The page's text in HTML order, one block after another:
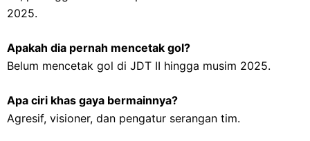
2025.
Apakah dia pernah mencetak gol?
Belum mencetak gol di JDT II hingga musim 2025.
Apa ciri khas gaya bermainnya?
Agresif, visioner, dan pengatur serangan tim.